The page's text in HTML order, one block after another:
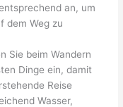
an, um
dem Weg zu
Sie beim Wandern
Dinge ein, damit
Reise
Wasser,